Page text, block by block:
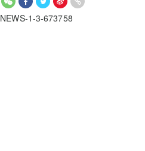
NEWS-1-3-673758